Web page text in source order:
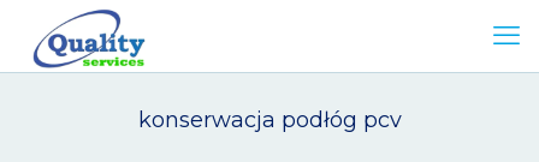
konserwacja podłóg pcv